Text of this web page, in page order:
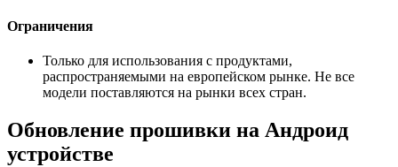
Ограничения
Только для использования с продуктами,
распространяемыми на европейском рынке. Не все
модели поставляются на рынки всех стран.
Обновление прошивки на Андроид
устройстве